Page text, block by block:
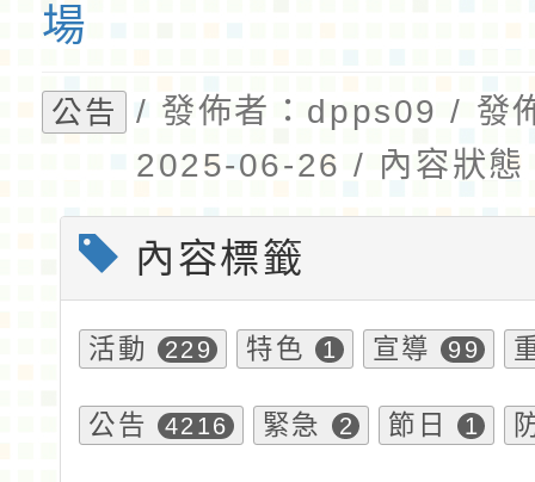
場
公告
/ 發佈者：dpps09 / 發
2025-06-26 / 內容狀態
內容標籤
活動 229 特色 1 宣導 99
公告 4216 緊急 2 節日 1